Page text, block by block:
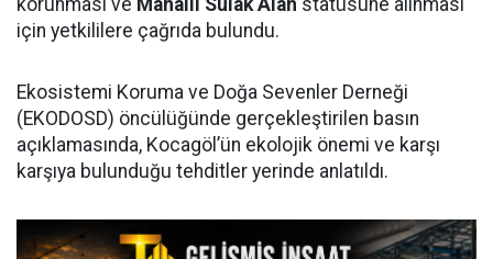
korunması ve Mahalli Sulak Alan statüsüne alınması
için yetkililere çağrıda bulundu.
Ekosistemi Koruma ve Doğa Sevenler Derneği
(EKODOSD) öncülüğünde gerçekleştirilen basın
açıklamasında, Kocagöl’ün ekolojik önemi ve karşı
karşıya bulunduğu tehditler yerinde anlatıldı.